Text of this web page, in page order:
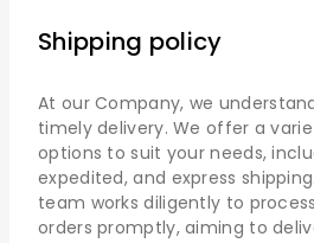
Shipping policy
At our Company, we
timely delivery. We offer a
options to suit your needs,
expedited, and express
team works diligently to
orders promptly, aiming to